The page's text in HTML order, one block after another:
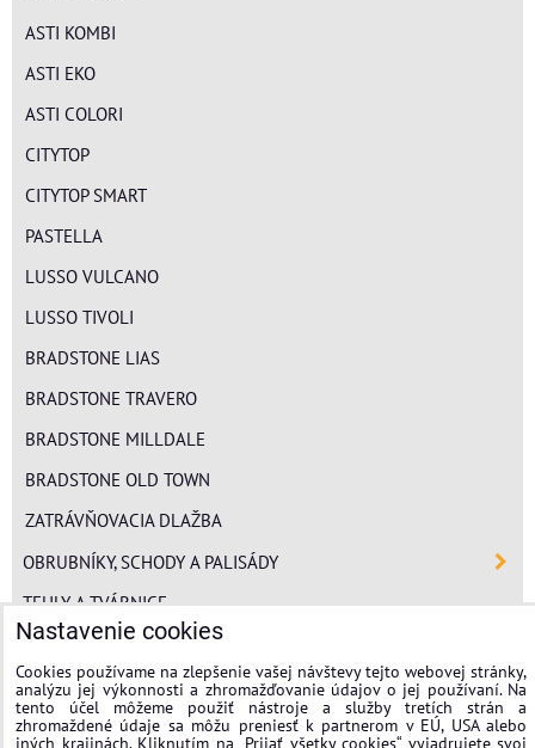
ASTI KOMBI
ASTI EKO
ASTI COLORI
CITYTOP
CITYTOP SMART
PASTELLA
LUSSO VULCANO
LUSSO TIVOLI
BRADSTONE LIAS
BRADSTONE TRAVERO
BRADSTONE MILLDALE
BRADSTONE OLD TOWN
ZATRÁVŇOVACIA DLAŽBA
OBRUBNÍKY, SCHODY A PALISÁDY
TEHLY A TVÁRNICE
POLYSTYRÉN
MINERÁLNA VLNA
FASÁDNE OMIETKY
Nastavenie cookies
Cookies používame na zlepšenie vašej návštevy tejto webovej stránky,
analýzu jej výkonnosti a zhromažďovanie údajov o jej používaní. Na
tento účel môžeme použiť nástroje a služby tretích strán a
zhromaždené údaje sa môžu preniesť k partnerom v EÚ, USA alebo
iných krajinách. Kliknutím na „Prijať všetky cookies“ vyjadrujete svoj